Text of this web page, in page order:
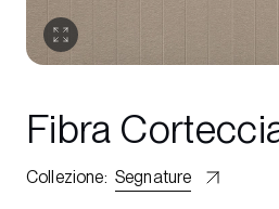
Fibra
Collezione: Segnature